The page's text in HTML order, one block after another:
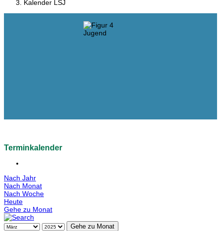
Kalender LSJ
Terminkalender
Nach Jahr
Nach Monat
Nach Woche
Heute
Gehe zu Monat
Gehe zu Monat